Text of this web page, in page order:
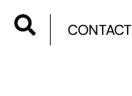
CONTACT